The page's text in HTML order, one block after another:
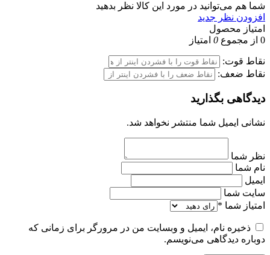
شما هم می‌توانید در مورد این کالا نظر بدهید
افزودن نظر جدید
امتیاز محصول
0 از مجموع 0 امتیاز
نقاط قوت:
نقاط ضعف:
دیدگاهی بگذارید
نشانی ایمیل شما منتشر نخواهد شد.
نظر شما
نام شما
ایمیل
سایت شما
امتیاز شما *
ذخیره نام، ایمیل و وبسایت من در مرورگر برای زمانی که
دوباره دیدگاهی می‌نویسم.